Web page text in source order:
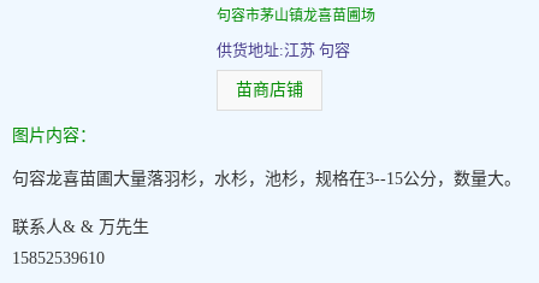
句容市茅山镇龙喜苗圃场
供货地址:江苏 句容
苗商店铺
图片内容：
句容龙喜苗圃大量落羽杉，水杉，池杉，规格在3--15公分，数量大。
联系人& & 万先生
15852539610